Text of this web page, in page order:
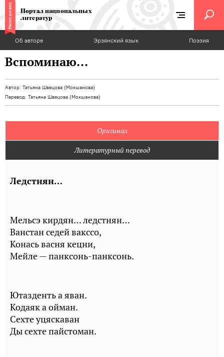
Портал национальных
литератур
Об авторе Эрзянский язык Поэзия
Вспоминаю...
Автор: Татьяна Швецова (Мокшанова)
Перевод: Татьяна Швецова (Мокшанова)
Оригинал
Литературный перевод
Ледстнян…
Мельсэ кирдян… ледстнян…
Ванстан седей вакссо,
Конась васня кецни,
Мейле — панксонь-панксонь.
Ютазденть а яван.
Кодаяк а ойман.
Сехте уцяскаван
Ды сехте пайстоман.